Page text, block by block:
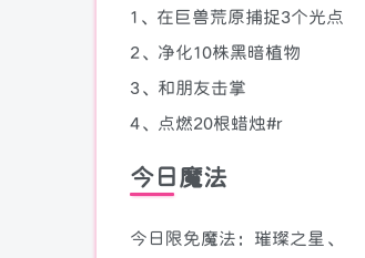
1、在巨兽荒原捕捉3个光点
2、净化10株黑暗植物
3、和朋友击掌
4、点燃20根蜡烛#r
今日魔法
今日限免魔法：璀璨之星、